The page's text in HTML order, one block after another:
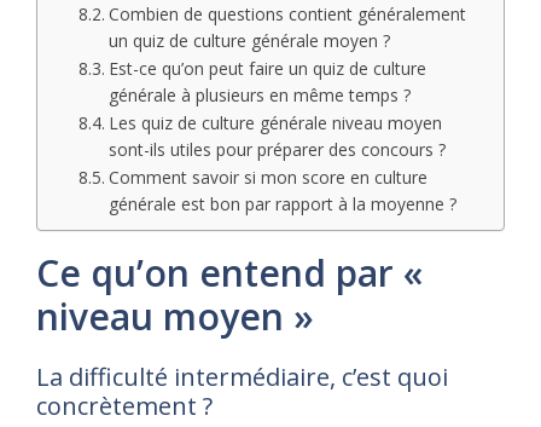
Combien de questions contient généralement
un quiz de culture générale moyen ?
Est-ce qu’on peut faire un quiz de culture
générale à plusieurs en même temps ?
Les quiz de culture générale niveau moyen
sont-ils utiles pour préparer des concours ?
Comment savoir si mon score en culture
générale est bon par rapport à la moyenne ?
Ce qu’on entend par «
niveau moyen »
La difficulté intermédiaire, c’est quoi
concrètement ?